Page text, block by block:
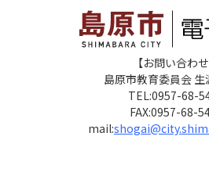
【お問い合わせ
島原市教育委員会 生
TEL:0957-68-
FAX:0957-68-
mail: